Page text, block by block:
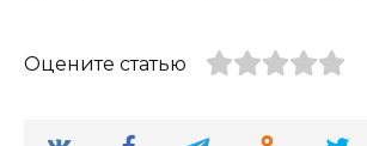
Оцените статью